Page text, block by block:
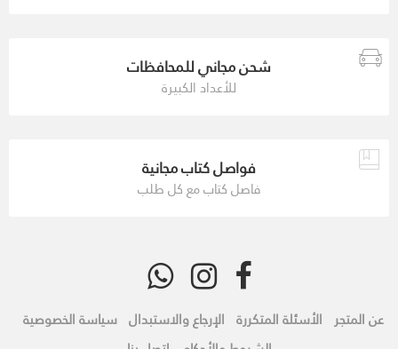
شحن مجاني للمحافظات
للأعداد الكبيرة
فواصل كتاب مجانية
فاصل كتاب مع كل طلب
عن المتجر الأسئلة المتكررة الإرجاع والاستبدال سياسة الخصوصية